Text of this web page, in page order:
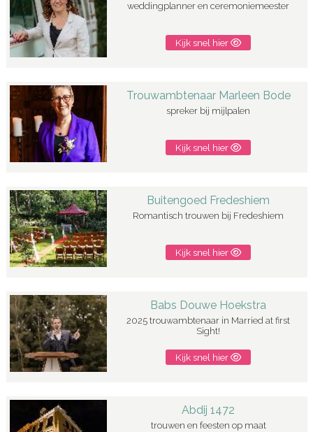
weddingplanner en ceremoniemeester
Kijk snel hier
Trouwambtenaar Marleen Bode
spreker bij mijlpalen
Kijk snel hier
Buitengoed Fredeshiem
Romantisch trouwen bij Fredeshiem
Kijk snel hier
Babs Douwe Hoekstra
2025 trouwambtenaar in Married at first
Sight!
Kijk snel hier
Abdij 1472
trouwen en feesten op maat